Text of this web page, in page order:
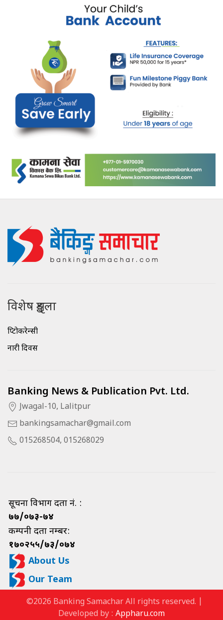
विशेष शृङ्खला
क्रिप्टोकरेन्सी
नारी दिवस
Banking News & Publication Pvt. Ltd.
Jwagal-10, Lalitpur
bankingsamachar@gmail.com
015268504, 015268029
सूचना विभाग दर्ता नं. :
७७/०७३-७४
कम्पनी दर्ता नम्बर:
१७०२५५/७३/०७४
About Us
Our Team
©2026 Banking Samachar All rights reserved. |
Developed by : Appharu.com